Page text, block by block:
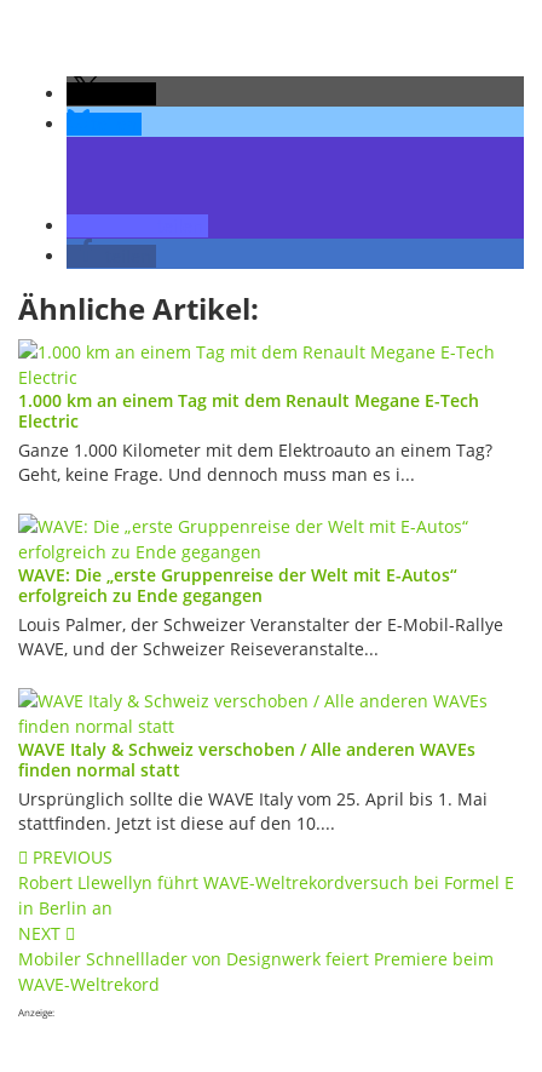
Ähnliche Artikel:
1.000 km an einem Tag mit dem Renault Megane E-Tech
Electric
Ganze 1.000 Kilometer mit dem Elektroauto an einem Tag?
Geht, keine Frage. Und dennoch muss man es i...
WAVE: Die „erste Gruppenreise der Welt mit E-Autos“
erfolgreich zu Ende gegangen
Louis Palmer, der Schweizer Veranstalter der E-Mobil-Rallye
WAVE, und der Schweizer Reiseveranstalte...
WAVE Italy & Schweiz verschoben / Alle anderen WAVEs
finden normal statt
Ursprünglich sollte die WAVE Italy vom 25. April bis 1. Mai
stattfinden. Jetzt ist diese auf den 10....
Post
navigation
PREVIOUS
Robert Llewellyn führt WAVE-Weltrekordversuch bei Formel E
in Berlin an
NEXT
Mobiler Schnelllader von Designwerk feiert Premiere beim
WAVE-Weltrekord
Anzeige: